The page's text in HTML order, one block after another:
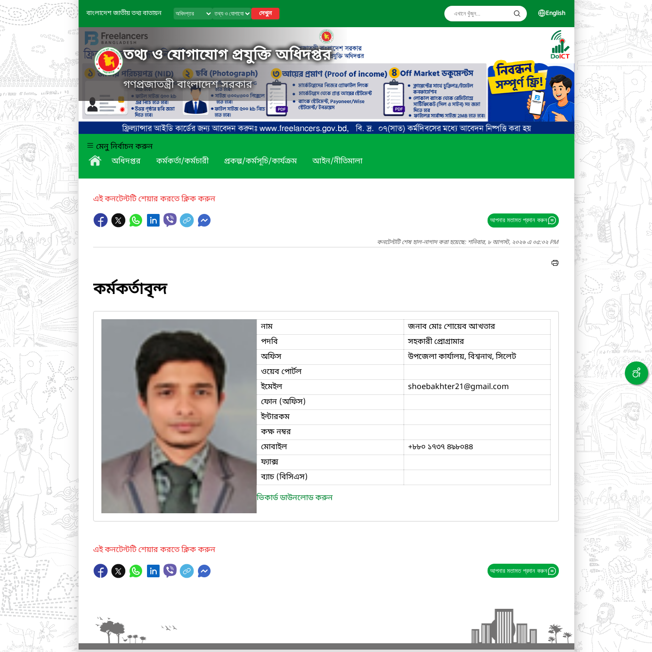
বাংলাদেশ জাতীয় তথ্য বাতায়ন দেখুন English
তথ্য ও যোগাযোগ প্রযুক্তি অধিদপ্তর
গণপ্রজাতন্ত্রী বাংলাদেশ সরকার
মেনু নির্বাচন করুন
অধিদপ্তর
কর্মকর্তা/কর্মচারী প্রকল্প/কর্মসূচি/কার্যক্রম আইন/নীতিমালা
এই কনটেন্টটি শেয়ার করতে ক্লিক করুন
আপনার মতামত প্রদান করুন
কনটেন্টটি শেষ হাল-নাগাদ করা হয়েছে: শনিবার, ৮ আগস্ট, ২০২৬ এ ০৫:০২ PM
কর্মকর্তাবৃন্দ
নাম
জনাব মোঃ শোয়েব আখতার
পদবি
সহকারী প্রোগ্রামার
অফিস
উপজেলা কার্যালয়, বিশ্বনাথ, সিলেট
ওয়েব পোর্টল
ইমেইল
shoebakhter21@gmail.com
ফোন (অফিস)
ইন্টারকম
কক্ষ নম্বর
মোবাইল
+৮৮০ ১৭৩৭ ৪৯৮০৪৪
ফ্যাক্স
ব্যাচ (বিসিএস)
ভিকার্ড ডাউনলোড করুন
এই কনটেন্টটি শেয়ার করতে ক্লিক করুন
আপনার মতামত প্রদান করুন